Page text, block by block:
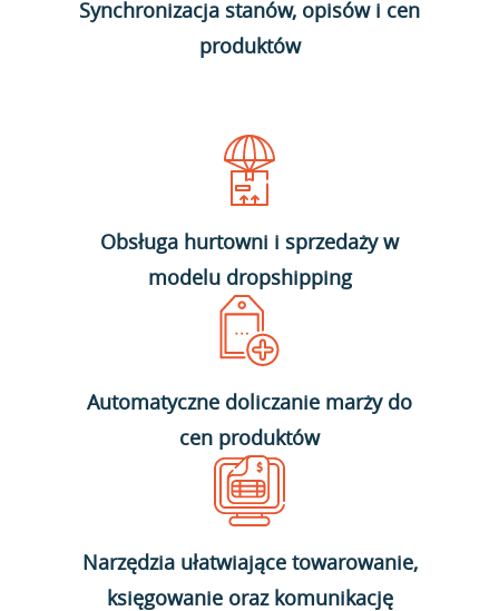
Synchronizacja stanów, opisów i cen
produktów
Obsługa hurtowni i sprzedaży w
modelu dropshipping
Automatyczne doliczanie marży do
cen produktów
Narzędzia ułatwiające towarowanie,
księgowanie oraz komunikację